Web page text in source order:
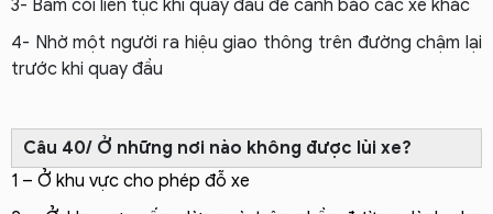
3- Bấm còi liên tục khi quay đầu để cảnh báo các xe khác
4- Nhờ một người ra hiệu giao thông trên đường chậm lại
trước khi quay đầu
Câu 40/ Ở những nơi nào không được lùi xe?
1 – Ở khu vực cho phép đỗ xe